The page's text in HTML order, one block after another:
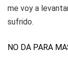
me voy a
sufrido.
NO DA PARA